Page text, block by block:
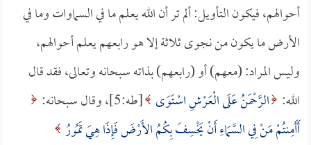
أحوالهم، فيكون التأويل: ألم تر أن الله يعلم ما في السماوات وما في
الأرض ما يكون من نجوى ثلاثة إلا هو رابعهم يعلم أحوالهم،
وليس المراد: (معهم) أو (رابعهم) بذاته سبحانه وتعالى، فقد قال
الله: الرَّحْمَنُ عَلَى الْعَرْشِ اسْتَوَى [طه:5]، وقال سبحانه:
أَأَمِنتُمْ مَنْ فِي السَّمَاءِ أَنْ يَخْسِفَ بِكُمُ الأَرْضَ فَإِذَا هِيَ تَمُورُ